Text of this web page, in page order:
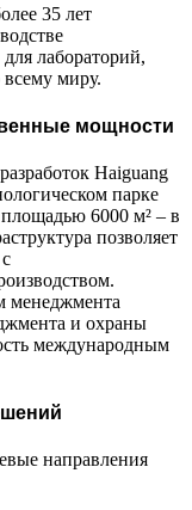
35 лет
лабораторий,
миру.
мощности
Haiguang
парке
6000 м² – в
позволяет
менеджмента
и охраны
международным
направления